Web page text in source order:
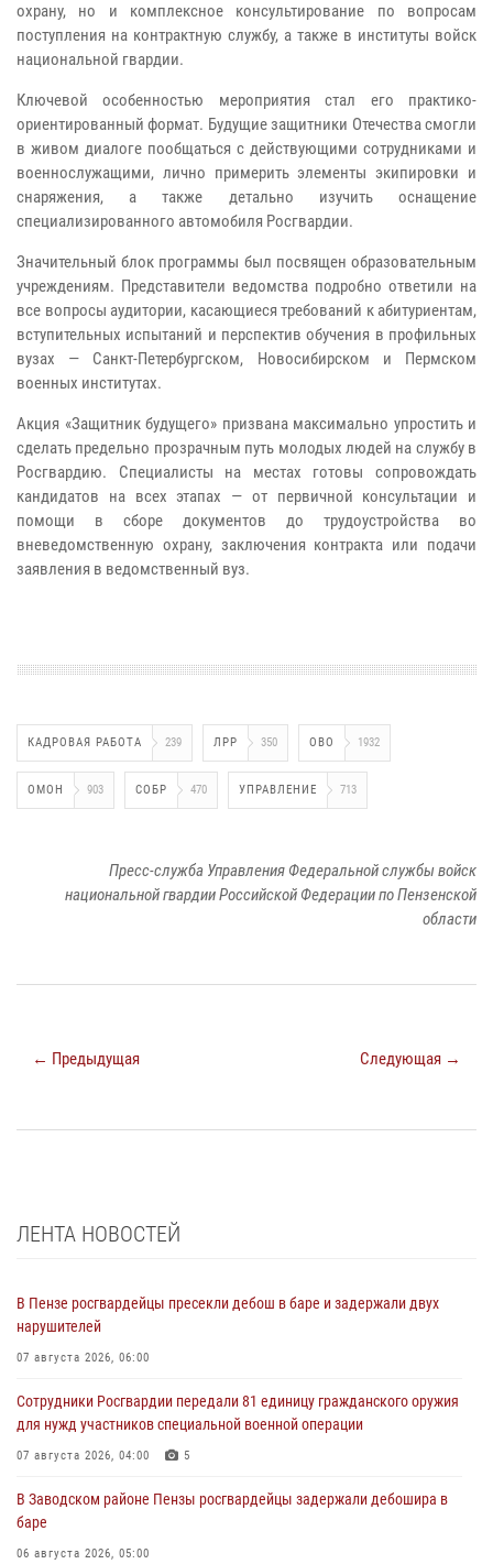
охрану, но и комплексное консультирование по вопросам
поступления на контрактную службу, а также в институты войск
национальной гвардии.
Ключевой особенностью мероприятия стал его практико-
ориентированный формат. Будущие защитники Отечества смогли
в живом диалоге пообщаться с действующими сотрудниками и
военнослужащими, лично примерить элементы экипировки и
снаряжения, а также детально изучить оснащение
специализированного автомобиля Росгвардии.
Значительный блок программы был посвящен образовательным
учреждениям. Представители ведомства подробно ответили на
все вопросы аудитории, касающиеся требований к абитуриентам,
вступительных испытаний и перспектив обучения в профильных
вузах — Санкт-Петербургском, Новосибирском и Пермском
военных институтах.
Акция «Защитник будущего» призвана максимально упростить и
сделать предельно прозрачным путь молодых людей на службу в
Росгвардию. Специалисты на местах готовы сопровождать
кандидатов на всех этапах — от первичной консультации и
помощи в сборе документов до трудоустройства во
вневедомственную охрану, заключения контракта или подачи
заявления в ведомственный вуз.
КАДРОВАЯ РАБОТА 239 ЛРР 350 ОВО 1932
ОМОН 903 СОБР 470 УПРАВЛЕНИЕ 713
Пресс-служба Управления Федеральной службы войск
национальной гвардии Российской Федерации по Пензенской
области
← Предыдущая Следующая →
ЛЕНТА НОВОСТЕЙ
В Пензе росгвардейцы пресекли дебош в баре и задержали двух
нарушителей
07 августа 2026, 06:00
Сотрудники Росгвардии передали 81 единицу гражданского оружия
для нужд участников специальной военной операции
07 августа 2026, 04:00 5
В Заводском районе Пензы росгвардейцы задержали дебошира в
баре
06 августа 2026, 05:00